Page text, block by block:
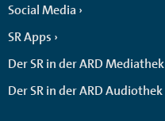
Social Media
SR Apps
Der SR in der ARD Mediathek
Der SR in der ARD Audiothek